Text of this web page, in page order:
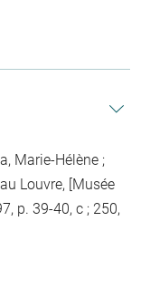
Marie-Hélène ;
Louvre, [Musée
p. 39-40, c ; 250,